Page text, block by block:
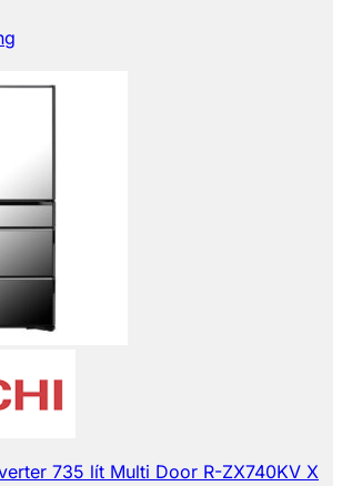
735 lít Multi Door R-ZX740KV X